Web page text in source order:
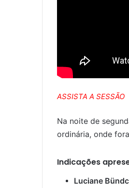
ASSISTA A SESSÃO
Na noite de
ordinária, onde
Indicações
Luciane